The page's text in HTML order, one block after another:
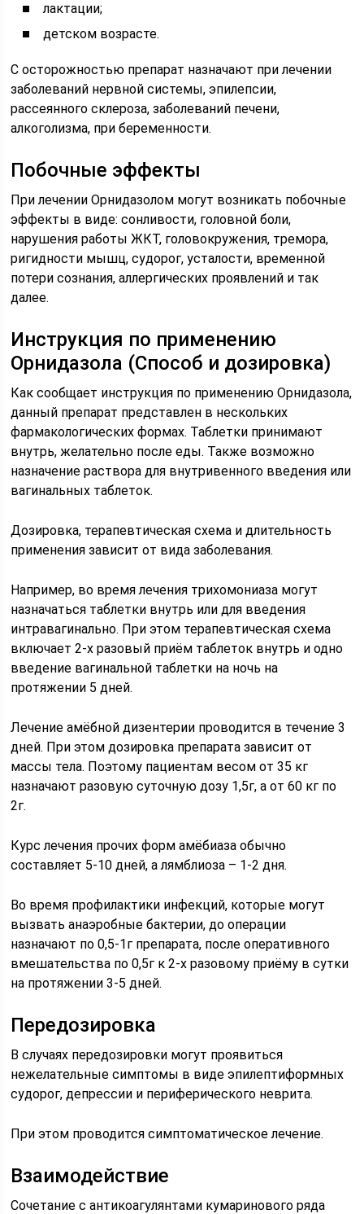
лактации;
детском возрасте.
С осторожностью препарат назначают при лечении
заболеваний нервной системы, эпилепсии,
рассеянного склероза, заболеваний печени,
алкоголизма, при беременности.
Побочные эффекты
При лечении Орнидазолом могут возникать побочные
эффекты в виде: сонливости, головной боли,
нарушения работы ЖКТ, головокружения, тремора,
ригидности мышц, судорог, усталости, временной
потери сознания, аллергических проявлений и так
далее.
Инструкция по применению
Орнидазола (Способ и дозировка)
Как сообщает инструкция по применению Орнидазола,
данный препарат представлен в нескольких
фармакологических формах. Таблетки принимают
внутрь, желательно после еды. Также возможно
назначение раствора для внутривенного введения или
вагинальных таблеток.
Дозировка, терапевтическая схема и длительность
применения зависит от вида заболевания.
Например, во время лечения трихомониаза могут
назначаться таблетки внутрь или для введения
интравагинально. При этом терапевтическая схема
включает 2-х разовый приём таблеток внутрь и одно
введение вагинальной таблетки на ночь на
протяжении 5 дней.
Лечение амёбной дизентерии проводится в течение 3
дней. При этом дозировка препарата зависит от
массы тела. Поэтому пациентам весом от 35 кг
назначают разовую суточную дозу 1,5г, а от 60 кг по
2г.
Курс лечения прочих форм амёбиаза обычно
составляет 5-10 дней, а лямблиоза – 1-2 дня.
Во время профилактики инфекций, которые могут
вызвать анаэробные бактерии, до операции
назначают по 0,5-1г препарата, после оперативного
вмешательства по 0,5г к 2-х разовому приёму в сутки
на протяжении 3-5 дней.
Передозировка
В случаях передозировки могут проявиться
нежелательные симптомы в виде эпилептиформных
судорог, депрессии и периферического неврита.
При этом проводится симптоматическое лечение.
Взаимодействие
Сочетание с антикоагулянтами кумаринового ряда